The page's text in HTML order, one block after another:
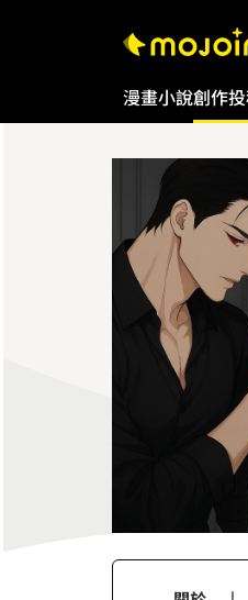
漫畫小說創作